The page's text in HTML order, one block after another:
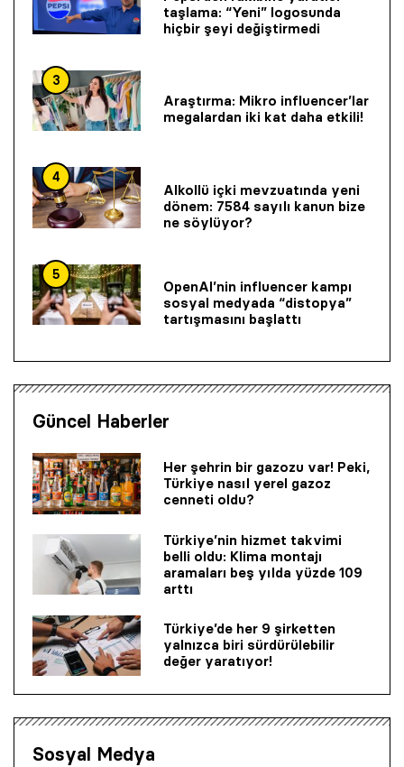
taşlama: “Yeni” logosunda
hiçbir şeyi değiştirmedi
3
Araştırma: Mikro influencer’lar
megalardan iki kat daha etkili!
4
Alkollü içki mevzuatında yeni
dönem: 7584 sayılı kanun bize
ne söylüyor?
5
OpenAI’nin influencer kampı
sosyal medyada “distopya”
tartışmasını başlattı
Güncel Haberler
Her şehrin bir gazozu var! Peki,
Türkiye nasıl yerel gazoz
cenneti oldu?
Türkiye’nin hizmet takvimi
belli oldu: Klima montajı
aramaları beş yılda yüzde 109
arttı
Türkiye’de her 9 şirketten
yalnızca biri sürdürülebilir
değer yaratıyor!
Sosyal Medya